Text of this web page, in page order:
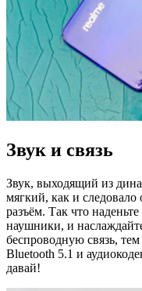
Звук и связь
Звук, выходящий из
мягкий, как и
разъём. Так что
наушники, и
беспроводную связь,
Bluetooth 5.1 и
давай!